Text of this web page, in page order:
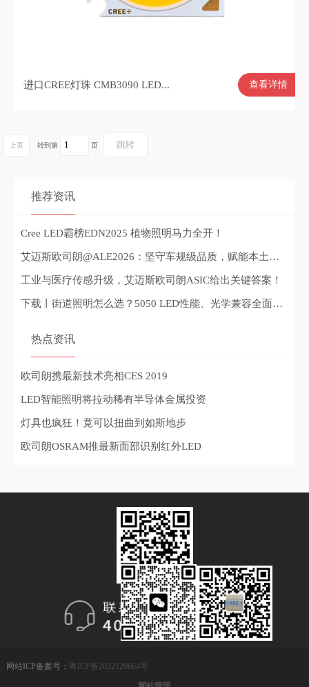
进口CREE灯珠 CMB3090 LED... 查看详情
上页 转到第 页
推荐资讯
Cree LED霸榜EDN2025 植物照明马力全开！
艾迈斯欧司朗@ALE2026：坚守车规级品质，赋能本土智能出行
工业与医疗传感升级，艾迈斯欧司朗ASIC给出关键答案！
下载丨街道照明怎么选？5050 LED性能、光学兼容全面升级
热点资讯
欧司朗携最新技术亮相CES 2019
LED智能照明将拉动稀有半导体金属投资
灯具也疯狂！竟可以扭曲到如斯地步
欧司朗OSRAM推最新面部识别红外LED
网站ICP备案号： 粤ICP备2022120664号